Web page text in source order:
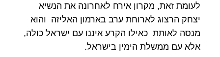
לעומת זאת, מקרון אירח לאחרונה את הנשיא
יצחק הרצוג לארוחת ערב בארמון האליזה והוא
מנסה לאותת כאילו הקרע איננו עם ישראל כולה,
אלא עם ממשלת הימין בישראל.